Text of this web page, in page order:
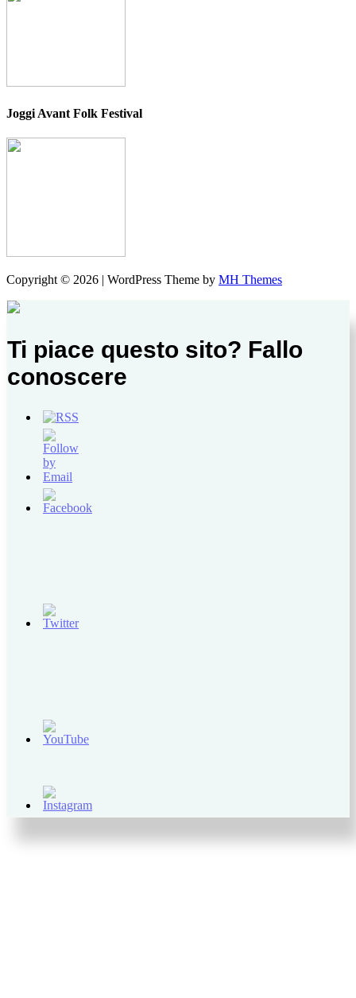
Joggi Avant Folk Festival
Copyright © 2026 | WordPress Theme by MH Themes
Ti piace questo sito? Fallo
conoscere